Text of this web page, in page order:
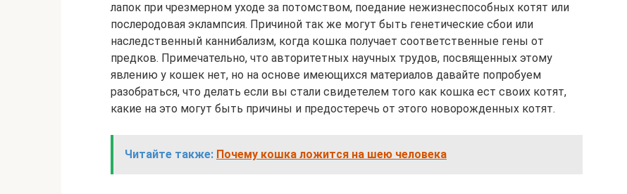
лапок при чрезмерном уходе за потомством, поедание нежизнеспособных котят или
послеродовая эклампсия. Причиной так же могут быть генетические сбои или
наследственный каннибализм, когда кошка получает соответственные гены от
предков. Примечательно, что авторитетных научных трудов, посвященных этому
явлению у кошек нет, но на основе имеющихся материалов давайте попробуем
разобраться, что делать если вы стали свидетелем того как кошка ест своих котят,
какие на это могут быть причины и предостеречь от этого новорожденных котят.
Читайте также: Почему кошка ложится на шею человека